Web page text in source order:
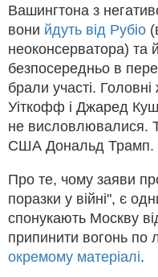
Вашингтона з
вони йдуть від Рубіо
неоконсерватора) та
безпосередньо в
брали участі.
Уіткофф і Джаред
не висловлювалися.
США Дональд Трамп.
Про те, чому заяви
поразки у війні", є
спонукають Москву
припинити вогонь по
окремому матеріалі.